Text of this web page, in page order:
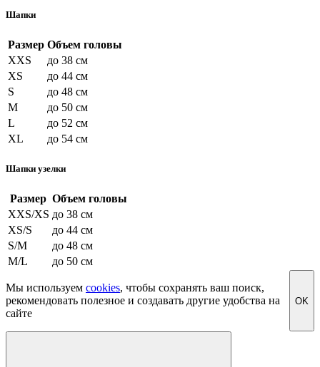
Шапки
Размер Объем головы
XXS
до 38 см
XS
до 44 см
S
до 48 см
M
до 50 см
L
до 52 см
XL
до 54 см
Шапки узелки
Размер Объем головы
XXS/XS до 38 см
XS/S
до 44 см
S/M
до 48 см
M/L
до 50 см
Мы используем cookies, чтобы сохранять ваш поиск,
рекомендовать полезное и создавать другие удобства на
сайте
OK